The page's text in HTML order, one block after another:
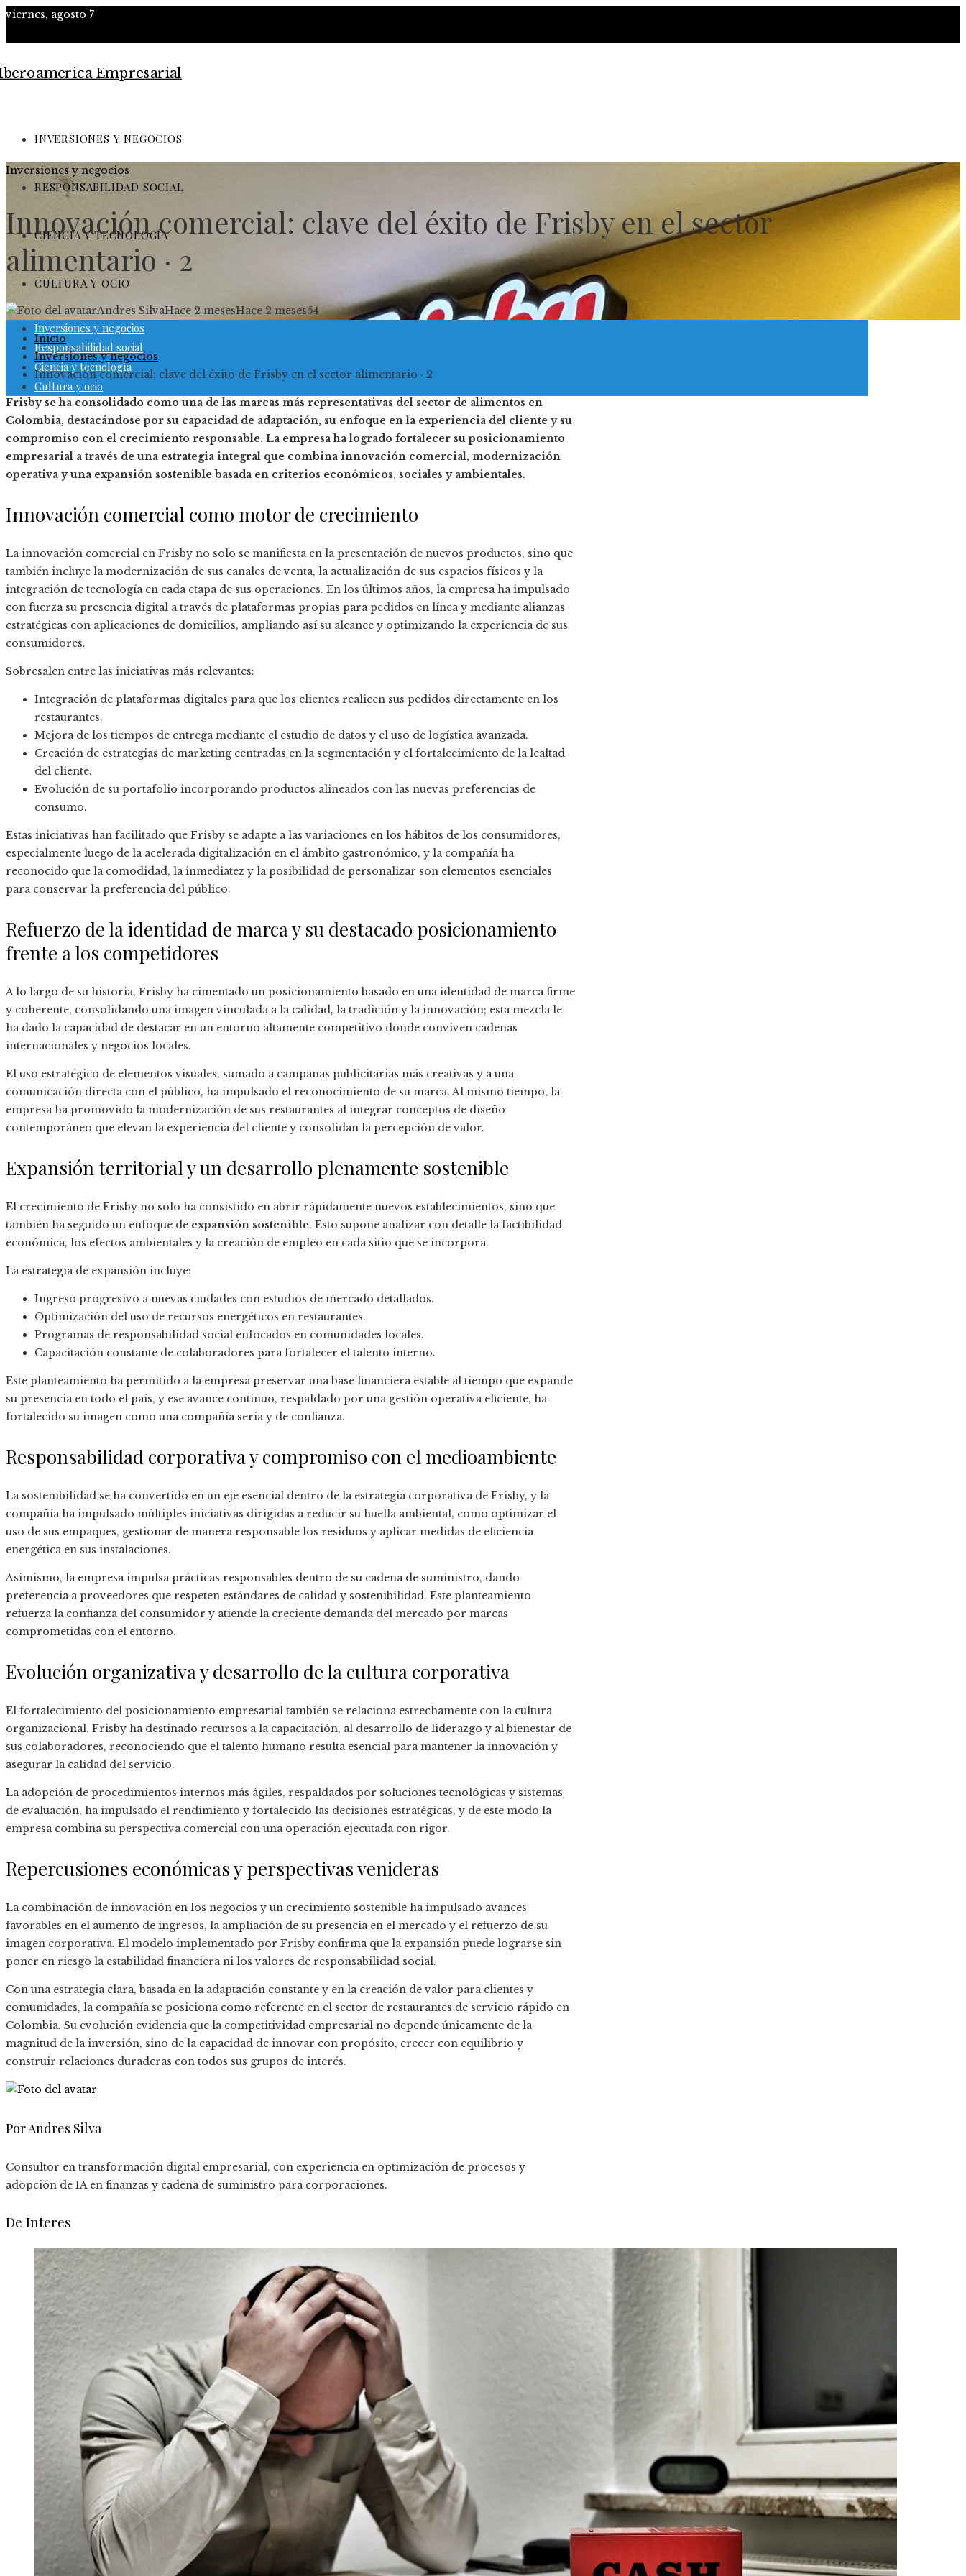
viernes, agosto 7
INVERSIONES Y NEGOCIOS
RESPONSABILIDAD SOCIAL
CIENCIA Y TECNOLOGÍA
CULTURA Y OCIO
Inversiones y negocios
Responsabilidad social
Ciencia y tecnología
Cultura y ocio
Inversiones y negocios
Innovación comercial: clave del éxito de Frisby en el sector
alimentario · 2
Andres SilvaHace 2 mesesHace 2 meses54
Inicio
Inversiones y negocios
Innovación comercial: clave del éxito de Frisby en el sector alimentario · 2
Frisby se ha consolidado como una de las marcas más representativas del sector de alimentos en
Colombia, destacándose por su capacidad de adaptación, su enfoque en la experiencia del cliente y su
compromiso con el crecimiento responsable. La empresa ha logrado fortalecer su posicionamiento
empresarial a través de una estrategia integral que combina innovación comercial, modernización
operativa y una expansión sostenible basada en criterios económicos, sociales y ambientales.
Innovación comercial como motor de crecimiento
La innovación comercial en Frisby no solo se manifiesta en la presentación de nuevos productos, sino que
también incluye la modernización de sus canales de venta, la actualización de sus espacios físicos y la
integración de tecnología en cada etapa de sus operaciones. En los últimos años, la empresa ha impulsado
con fuerza su presencia digital a través de plataformas propias para pedidos en línea y mediante alianzas
estratégicas con aplicaciones de domicilios, ampliando así su alcance y optimizando la experiencia de sus
consumidores.
Sobresalen entre las iniciativas más relevantes:
Integración de plataformas digitales para que los clientes realicen sus pedidos directamente en los
restaurantes.
Mejora de los tiempos de entrega mediante el estudio de datos y el uso de logística avanzada.
Creación de estrategias de marketing centradas en la segmentación y el fortalecimiento de la lealtad
del cliente.
Evolución de su portafolio incorporando productos alineados con las nuevas preferencias de
consumo.
Estas iniciativas han facilitado que Frisby se adapte a las variaciones en los hábitos de los consumidores,
especialmente luego de la acelerada digitalización en el ámbito gastronómico, y la compañía ha
reconocido que la comodidad, la inmediatez y la posibilidad de personalizar son elementos esenciales
para conservar la preferencia del público.
Refuerzo de la identidad de marca y su destacado posicionamiento
frente a los competidores
A lo largo de su historia, Frisby ha cimentado un posicionamiento basado en una identidad de marca firme
y coherente, consolidando una imagen vinculada a la calidad, la tradición y la innovación; esta mezcla le
ha dado la capacidad de destacar en un entorno altamente competitivo donde conviven cadenas
internacionales y negocios locales.
El uso estratégico de elementos visuales, sumado a campañas publicitarias más creativas y a una
comunicación directa con el público, ha impulsado el reconocimiento de su marca. Al mismo tiempo, la
empresa ha promovido la modernización de sus restaurantes al integrar conceptos de diseño
contemporáneo que elevan la experiencia del cliente y consolidan la percepción de valor.
Expansión territorial y un desarrollo plenamente sostenible
El crecimiento de Frisby no solo ha consistido en abrir rápidamente nuevos establecimientos, sino que
también ha seguido un enfoque de expansión sostenible. Esto supone analizar con detalle la factibilidad
económica, los efectos ambientales y la creación de empleo en cada sitio que se incorpora.
La estrategia de expansión incluye:
Ingreso progresivo a nuevas ciudades con estudios de mercado detallados.
Optimización del uso de recursos energéticos en restaurantes.
Programas de responsabilidad social enfocados en comunidades locales.
Capacitación constante de colaboradores para fortalecer el talento interno.
Este planteamiento ha permitido a la empresa preservar una base financiera estable al tiempo que expande
su presencia en todo el país, y ese avance continuo, respaldado por una gestión operativa eficiente, ha
fortalecido su imagen como una compañía seria y de confianza.
Responsabilidad corporativa y compromiso con el medioambiente
La sostenibilidad se ha convertido en un eje esencial dentro de la estrategia corporativa de Frisby, y la
compañía ha impulsado múltiples iniciativas dirigidas a reducir su huella ambiental, como optimizar el
uso de sus empaques, gestionar de manera responsable los residuos y aplicar medidas de eficiencia
energética en sus instalaciones.
Asimismo, la empresa impulsa prácticas responsables dentro de su cadena de suministro, dando
preferencia a proveedores que respeten estándares de calidad y sostenibilidad. Este planteamiento
refuerza la confianza del consumidor y atiende la creciente demanda del mercado por marcas
comprometidas con el entorno.
Evolución organizativa y desarrollo de la cultura corporativa
El fortalecimiento del posicionamiento empresarial también se relaciona estrechamente con la cultura
organizacional. Frisby ha destinado recursos a la capacitación, al desarrollo de liderazgo y al bienestar de
sus colaboradores, reconociendo que el talento humano resulta esencial para mantener la innovación y
asegurar la calidad del servicio.
La adopción de procedimientos internos más ágiles, respaldados por soluciones tecnológicas y sistemas
de evaluación, ha impulsado el rendimiento y fortalecido las decisiones estratégicas, y de este modo la
empresa combina su perspectiva comercial con una operación ejecutada con rigor.
Repercusiones económicas y perspectivas venideras
La combinación de innovación en los negocios y un crecimiento sostenible ha impulsado avances
favorables en el aumento de ingresos, la ampliación de su presencia en el mercado y el refuerzo de su
imagen corporativa. El modelo implementado por Frisby confirma que la expansión puede lograrse sin
poner en riesgo la estabilidad financiera ni los valores de responsabilidad social.
Con una estrategia clara, basada en la adaptación constante y en la creación de valor para clientes y
comunidades, la compañía se posiciona como referente en el sector de restaurantes de servicio rápido en
Colombia. Su evolución evidencia que la competitividad empresarial no depende únicamente de la
magnitud de la inversión, sino de la capacidad de innovar con propósito, crecer con equilibrio y
construir relaciones duraderas con todos sus grupos de interés.
Por Andres Silva
Consultor en transformación digital empresarial, con experiencia en optimización de procesos y
adopción de IA en finanzas y cadena de suministro para corporaciones.
De Interes